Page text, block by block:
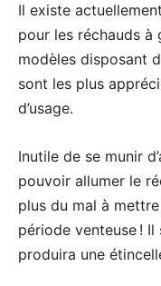
Il existe
pour les réchauds à
modèles disposant
sont les plus
d’usage.
Inutile de se munir
pouvoir allumer le
plus du mal à
période venteuse !
produira une